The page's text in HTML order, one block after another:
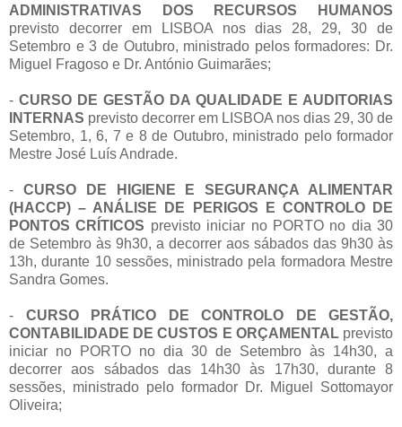
ADMINISTRATIVAS DOS RECURSOS HUMANOS
previsto decorrer em LISBOA nos dias 28, 29, 30 de
Setembro e 3 de Outubro, ministrado pelos formadores: Dr.
Miguel Fragoso e Dr. António Guimarães;
- CURSO DE GESTÃO DA QUALIDADE E AUDITORIAS
INTERNAS previsto decorrer em LISBOA nos dias 29, 30 de
Setembro, 1, 6, 7 e 8 de Outubro, ministrado pelo formador
Mestre José Luís Andrade.
- CURSO DE HIGIENE E SEGURANÇA ALIMENTAR
(HACCP) – ANÁLISE DE PERIGOS E CONTROLO DE
PONTOS CRÍTICOS previsto iniciar no PORTO no dia 30
de Setembro às 9h30, a decorrer aos sábados das 9h30 às
13h, durante 10 sessões, ministrado pela formadora Mestre
Sandra Gomes.
- CURSO PRÁTICO DE CONTROLO DE GESTÃO,
CONTABILIDADE DE CUSTOS E ORÇAMENTALprevisto
iniciar no PORTO no dia 30 de Setembro às 14h30, a
decorrer aos sábados das 14h30 às 17h30, durante 8
sessões, ministrado pelo formador Dr. Miguel Sottomayor
Oliveira;